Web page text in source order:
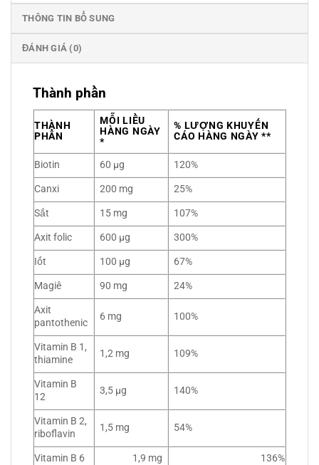
THÔNG TIN BỔ SUNG
ĐÁNH GIÁ (0)
Thành phần
THÀNH
PHẦN
MỖI LIỀU
HÀNG NGÀY
*
% LƯỢNG KHUYẾN
CÁO HÀNG NGÀY **
Biotin 60 µg
120%
Canxi
200 mg
25%
Sắt
15 mg
107%
Axit folic
600 µg
300%
Iốt
100 µg
67%
Magiê
90 mg
24%
Axit
pantothenic
6 mg 100%
Vitamin B 1,
thiamine
1,2 mg 109%
Vitamin B
12
3,5 µg 140%
Vitamin B 2,
riboflavin
1,5 mg 54%
Vitamin B 6 1,9 mg
136%